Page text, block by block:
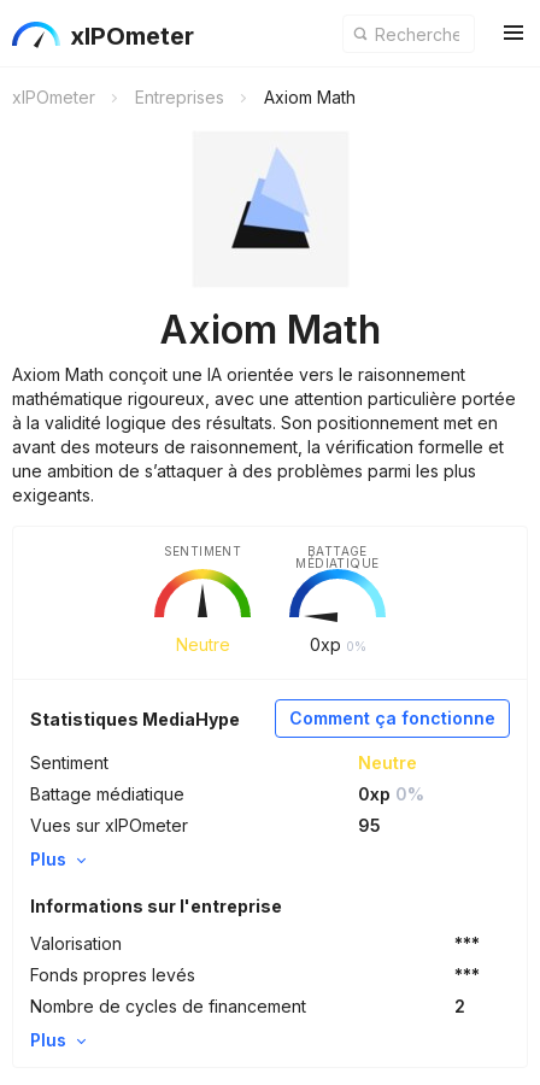
xIPOmeter
xIPOmeter Entreprises Axiom Math
Axiom Math
Axiom Math conçoit une IA orientée vers le raisonnement
mathématique rigoureux, avec une attention particulière portée
à la validité logique des résultats. Son positionnement met en
avant des moteurs de raisonnement, la vérification formelle et
une ambition de s’attaquer à des problèmes parmi les plus
exigeants.
Neutre
SENTIMENT
0xp 0%
BATTAGE
MÉDIATIQUE
Comment ça fonctionne
Statistiques MediaHype
Sentiment
Neutre
Battage médiatique
0xp 0%
Vues sur xIPOmeter
95
Plus
Informations sur l'entreprise
Valorisation
***
Fonds propres levés
***
Nombre de cycles de financement
2
Plus